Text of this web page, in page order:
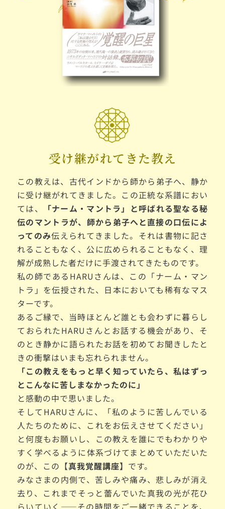
受け継がれてきた教え
この教えは、古代インドから師から弟子へ、静か
に受け継がれてきました。この正統な系譜におい
ては、
「ナーム・マントラ」と呼ばれる聖なる秘
伝のマントラが、師から弟子へと直接の口伝によ
ってのみ伝えられてきました。それは書物に記さ
れることもなく、公に広められることもなく、理
解が成熟した者だけに手渡されてきたものです。
私の師であるHARUさんは、この「ナーム・マン
トラ」を伝授された、日本においても稀有なマス
ターです。
あるご縁で、当時ほとんど誰とも会わずに暮らし
ておられたHARUさんとお話する機会があり、そ
のとき静かに語られたお話を初めてお聞きしたと
きの衝撃はいまも忘れられません。
「この教えをもっと早く知っていたら、私はずっ
とこんなに苦しまなかったのに」
と感動の中で思いました。
そしてHARUさんに、「私のように苦しんでいる
人たちのために、これをお伝えさせてください」
と何度もお願いし、この教えを誰にでもわかりや
すく学べるように体系づけてまとめて いただいた
のが、 この【真我覚醒講座】 です。
みなさまの内側で、苦しみや痛み、悲しみが消え
去り、これまでそっと蕾んでいた真我の光が花ひ